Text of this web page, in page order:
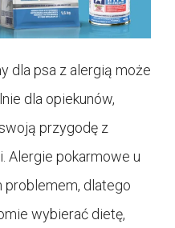
dla psa z alergią może
dla opiekunów,
przygodę z
Alergie pokarmowe u
dlatego
wybierać dietę,